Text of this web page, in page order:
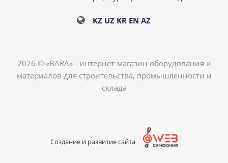
KZ UZ KR EN AZ
2026 © «BARA» - интернет-магазин оборудования и
материалов для строительства, промышленности и
склада
Создание и развитие сайта